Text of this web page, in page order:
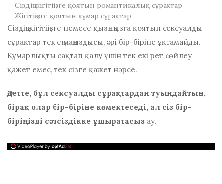
Сіздің жігітіңізге қоятын романтикалық сұрақтар
Жігітіңізге қоятын құмар сұрақтар
Сіздің жігітіңізге немесе қызыңызға қоятын сексуалды
сұрақтар тек ең маңыздысы, әрі бір-біріне ұқсамайды.
Құмарлықты сақтап қалу үшін тек екі рет сөйлеу
қажет емес, тек сізге қажет нәрсе.
Әдетте, бұл сексуалды сұрақтардан туындайтын,
бірақ олар бір-біріне көмектеседі, ал сіз бір-
біріңізді сәтсіздікке ұшыратасыз ау.